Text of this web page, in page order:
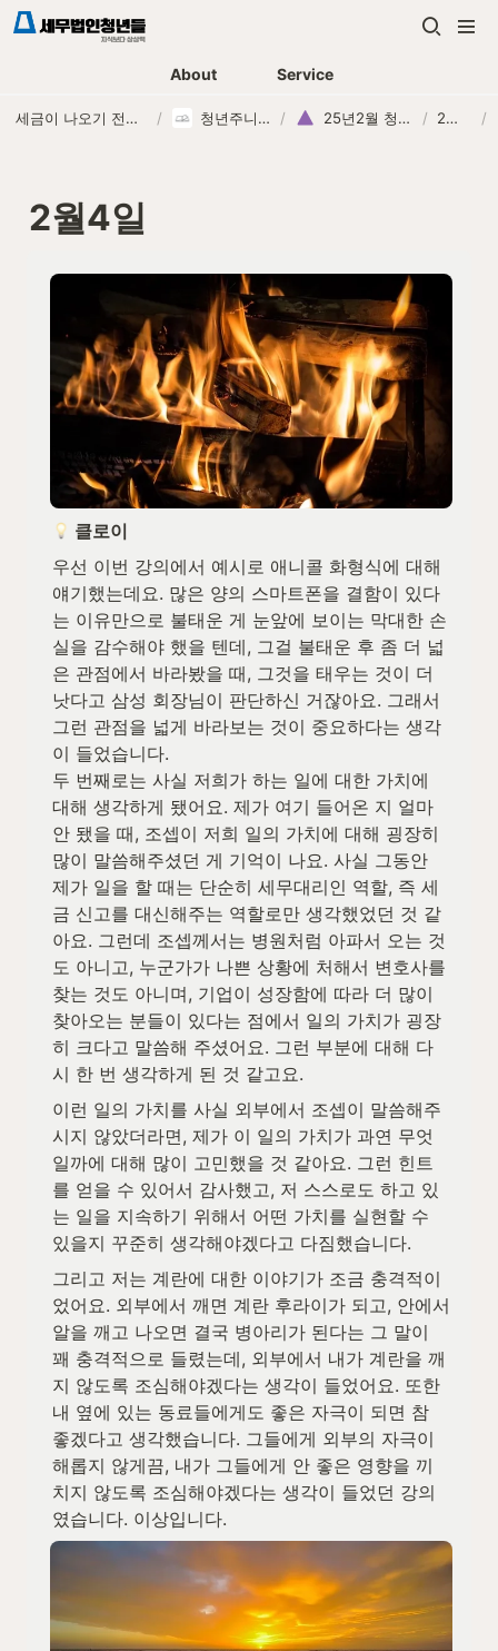
About Service
세금이 나오기 전에, 먼저 연락하는 세무법인 / 청년주니어 교육 / 25년2월 청년주니어 / 2월4일 /
2월4일
클로이
우선 이번 강의에서 예시로 애니콜 화형식에 대해
얘기했는데요. 많은 양의 스마트폰을 결함이 있다
는 이유만으로 불태운 게 눈앞에 보이는 막대한 손
실을 감수해야 했을 텐데, 그걸 불태운 후 좀 더 넓
은 관점에서 바라봤을 때, 그것을 태우는 것이 더
낫다고 삼성 회장님이 판단하신 거잖아요. 그래서
그런 관점을 넓게 바라보는 것이 중요하다는 생각
이 들었습니다.
두 번째로는 사실 저희가 하는 일에 대한 가치에
대해 생각하게 됐어요. 제가 여기 들어온 지 얼마
안 됐을 때, 조셉이 저희 일의 가치에 대해 굉장히
많이 말씀해주셨던 게 기억이 나요. 사실 그동안
제가 일을 할 때는 단순히 세무대리인 역할, 즉 세
금 신고를 대신해주는 역할로만 생각했었던 것 같
아요. 그런데 조셉께서는 병원처럼 아파서 오는 것
도 아니고, 누군가가 나쁜 상황에 처해서 변호사를
찾는 것도 아니며, 기업이 성장함에 따라 더 많이
찾아오는 분들이 있다는 점에서 일의 가치가 굉장
히 크다고 말씀해 주셨어요. 그런 부분에 대해 다
시 한 번 생각하게 된 것 같고요.
이런 일의 가치를 사실 외부에서 조셉이 말씀해주
시지 않았더라면, 제가 이 일의 가치가 과연 무엇
일까에 대해 많이 고민했을 것 같아요. 그런 힌트
를 얻을 수 있어서 감사했고, 저 스스로도 하고 있
는 일을 지속하기 위해서 어떤 가치를 실현할 수
있을지 꾸준히 생각해야겠다고 다짐했습니다.
그리고 저는 계란에 대한 이야기가 조금 충격적이
었어요. 외부에서 깨면 계란 후라이가 되고, 안에서
알을 깨고 나오면 결국 병아리가 된다는 그 말이
꽤 충격적으로 들렸는데, 외부에서 내가 계란을 깨
지 않도록 조심해야겠다는 생각이 들었어요. 또한
내 옆에 있는 동료들에게도 좋은 자극이 되면 참
좋겠다고 생각했습니다. 그들에게 외부의 자극이
해롭지 않게끔, 내가 그들에게 안 좋은 영향을 끼
치지 않도록 조심해야겠다는 생각이 들었던 강의
였습니다. 이상입니다.